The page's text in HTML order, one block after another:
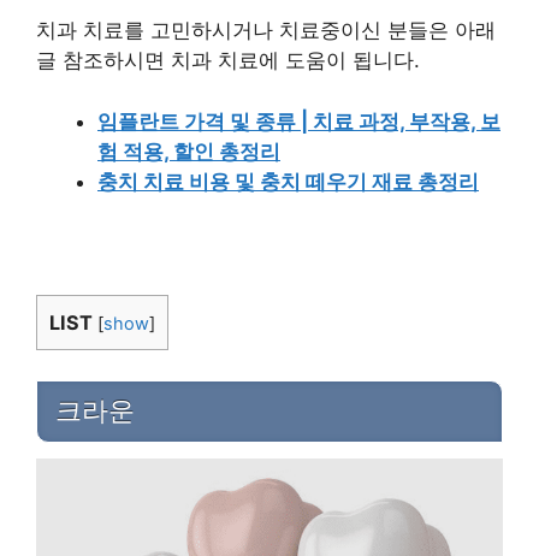
치과 치료를 고민하시거나 치료중이신 분들은 아래
글 참조하시면 치과 치료에 도움이 됩니다.
임플란트 가격 및 종류 | 치료 과정, 부작용, 보
험 적용, 할인 총정리
충치 치료 비용 및 충치 떼우기 재료 총정리
LIST [show]
크라운